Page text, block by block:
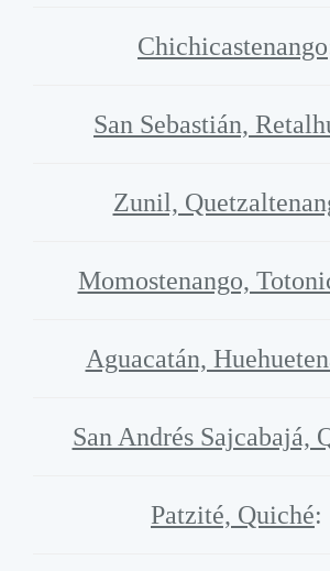
Chichicastenango
San Sebastián,
Zunil,
Momostenango,
Aguacatán,
San Andrés Sajcabajá,
Patzité, Quiché: